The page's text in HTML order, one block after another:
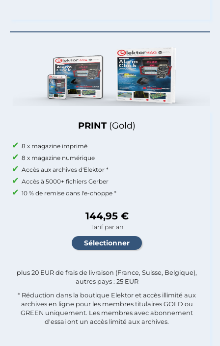
PRINT (Gold)
8 x magazine imprimé
8 x magazine numérique
Accès aux archives d'Elektor *
Accès à 5000+ fichiers Gerber
10 % de remise dans l'e-choppe *
144,95 €
Tarif par an
plus 20 EUR de frais de livraison (France, Suisse, Belgique),
autres pays : 25 EUR
* Réduction dans la boutique Elektor et accès illimité aux
archives en ligne pour les membres titulaires GOLD ou
GREEN uniquement. Les membres avec abonnement
d'essai ont un accès limité aux archives.